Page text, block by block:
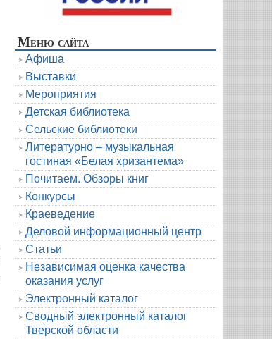
Меню сайта
Афиша
Выставки
Мероприятия
Детская библиотека
Сельские библиотеки
Литературно – музыкальная
гостиная «Белая хризантема»
Почитаем. Обзоры книг
Конкурсы
Краеведение
Деловой информационный центр
Статьи
Независимая оценка качества
оказания услуг
Электронный каталог
Сводный электронный каталог
Тверской области